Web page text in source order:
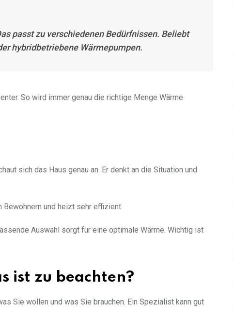
passt zu verschiedenen Bedürfnissen. Beliebt
hybridbetriebene Wärmepumpen.
So wird immer genau die richtige Menge Wärme
sich das Haus genau an. Er denkt an die Situation und
und heizt sehr effizient.
Auswahl sorgt für eine optimale Wärme. Wichtig ist
ist zu beachten?
Sie wollen und was Sie brauchen. Ein Spezialist kann gut